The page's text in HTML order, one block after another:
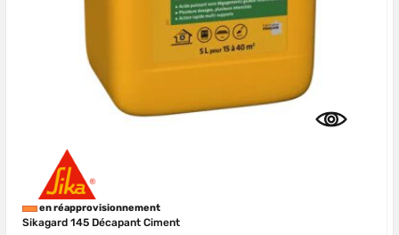
en réapprovisionnement
Sikagard 145 Décapant Ciment